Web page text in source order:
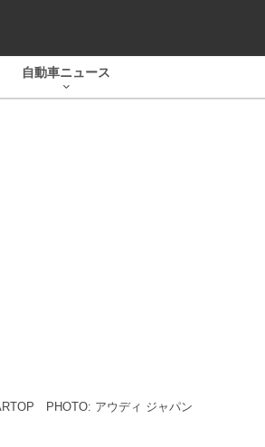
自動車ニュース
PHOTO: アウディ ジャパン